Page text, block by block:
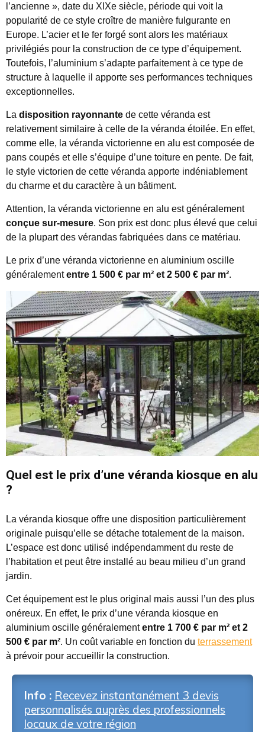
l’ancienne », date du XIXe siècle, période qui voit la
popularité de ce style croître de manière fulgurante en
Europe. L’acier et le fer forgé sont alors les matériaux
privilégiés pour la construction de ce type d’équipement.
Toutefois, l’aluminium s’adapte parfaitement à ce type de
structure à laquelle il apporte ses performances techniques
exceptionnelles.
La disposition rayonnante de cette véranda est
relativement similaire à celle de la véranda étoilée. En effet,
comme elle, la véranda victorienne en alu est composée de
pans coupés et elle s’équipe d’une toiture en pente. De fait,
le style victorien de cette véranda apporte indéniablement
du charme et du caractère à un bâtiment.
Attention, la véranda victorienne en alu est généralement
conçue sur-mesure. Son prix est donc plus élevé que celui
de la plupart des vérandas fabriquées dans ce matériau.
Le prix d’une véranda victorienne en aluminium oscille
généralemententre 1 500 € par m² et 2 500 € par m².
Quel est le prix d’une véranda kiosque en alu
?
La véranda kiosque offre une disposition particulièrement
originale puisqu’elle se détache totalement de la maison.
L’espace est donc utilisé indépendamment du reste de
l’habitation et peut être installé au beau milieu d’un grand
jardin.
Cet équipement est le plus original mais aussi l’un des plus
onéreux. En effet, le prix d’une véranda kiosque en
aluminium oscille généralemententre 1 700 € par m² et 2
500 € par m². Un coût variable en fonction du terrassement
à prévoir pour accueillir la construction.
Info : Recevez instantanément 3 devis
personnalisés auprès des professionnels
locaux de votre région